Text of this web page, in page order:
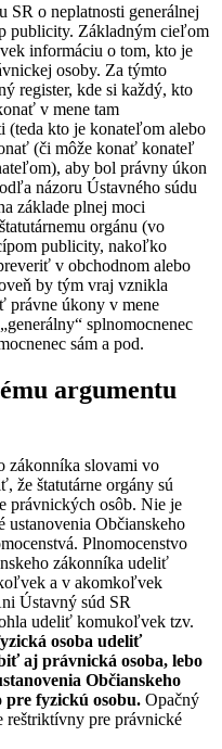
SR o neplatnosti generálnej
publicity. Základným cieľom
informáciu o tom, kto je
osoby. Za týmto
register, kde si každý, kto
v mene tam
(teda kto je konateľom alebo
(či môže konať konateľ
aby bol právny úkon
názoru Ústavného súdu
základe plnej moci
orgánu (vo
publicity, nakoľko
v obchodnom alebo
by tým vraj vznikla
právne úkony v mene
splnomocnenec
sám a pod.
argumentu
zákonníka slovami vo
že štatutárne orgány sú
právnických osôb. Nie je
Občianskeho
Plnomocenstvo
zákonníka udeliť
a v akomkoľvek
Ústavný súd SR
udeliť komukoľvek tzv.
osoba udeliť
aj právnická osoba, lebo
Občianskeho
pre fyzickú osobu. Opačný
reštriktívny pre právnické